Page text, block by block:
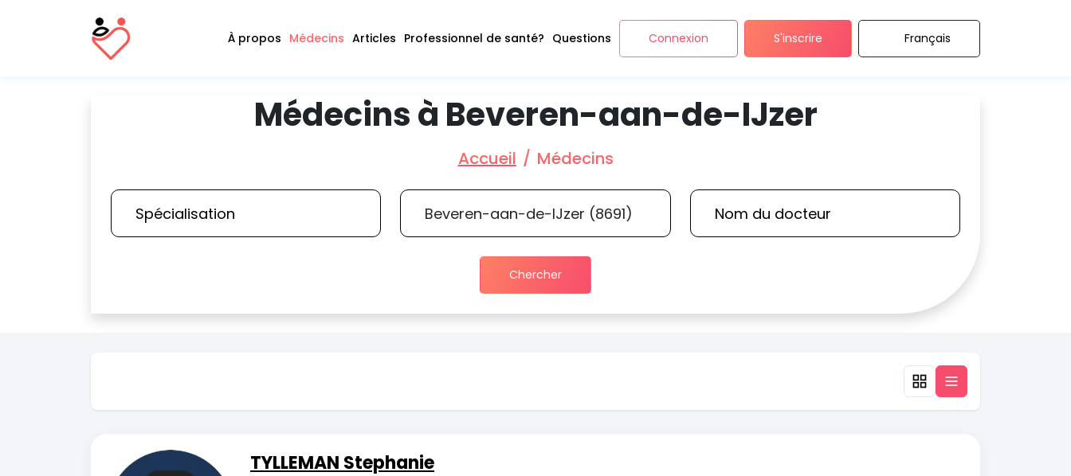
À propos Médecins Articles Professionnel de santé? Questions Connexion S'inscrire Français
Médecins à Beveren-aan-de-IJzer
Accueil Médecins
Chercher
TYLLEMAN Stephanie